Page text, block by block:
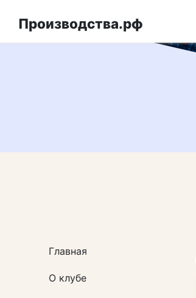
Производства.рф
Главная
О клубе